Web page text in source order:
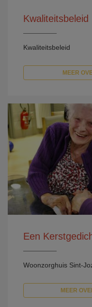
Kwaliteitsbeleid
Kwaliteitsbeleid
MEER
Een
Woonzorghuis Sint-
MEER